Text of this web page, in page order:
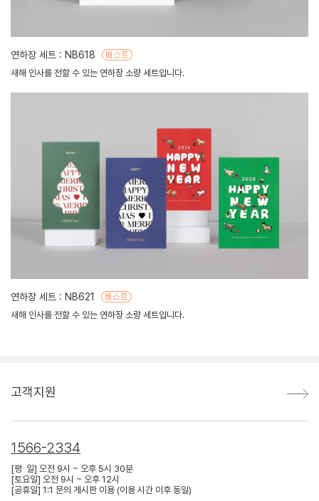
연하장 세트 : NB618
새해 인사를 전할 수 있는 연하장 소량 세트입니다.
연하장 세트 : NB621
새해 인사를 전할 수 있는 연하장 소량 세트입니다.
고객지원
1566-2334
[평 일] 오전 9시 ~ 오후 5시 30분
[토요일] 오전 9시 ~ 오후 12시
[공휴일] 1:1 문의 게시판 이용 (이용 시간 이후 동일)